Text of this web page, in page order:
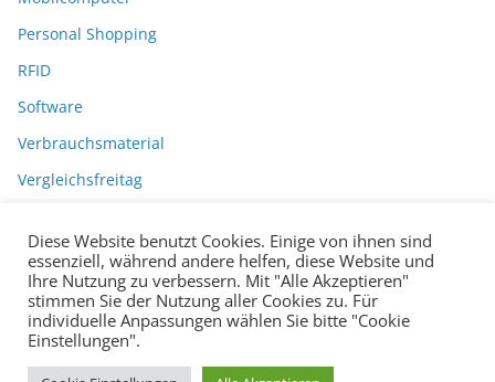
Personal Shopping
RFID
Software
Verbrauchsmaterial
Vergleichsfreitag
Diese Website benutzt Cookies. Einige von ihnen sind
essenziell, während andere helfen, diese Website und
Ihre Nutzung zu verbessern. Mit "Alle Akzeptieren"
stimmen Sie der Nutzung aller Cookies zu. Für
individuelle Anpassungen wählen Sie bitte "Cookie
Einstellungen".